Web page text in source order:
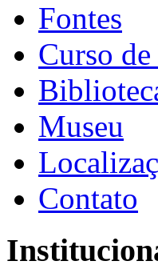
Fontes
Curso
Museu
Contato